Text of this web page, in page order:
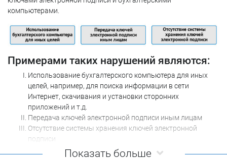
компьютерами.
Примерами таких нарушений являются:
Использование бухгалтерского компьютера для иных
целей, например, для поиска информации в сети
Интернет, скачивания и установки сторонних
приложений и т.д.
Передача ключей электронной подписи иным лицам
Отсутствие системы хранения ключей электронной
подписи
Основная масса банков жестко регламентирует работу со
Показать больше